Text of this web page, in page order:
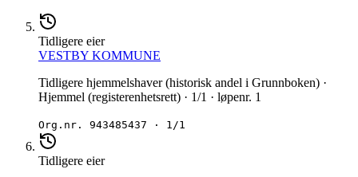
Tidligere eier
VESTBY KOMMUNE
Tidligere hjemmelshaver (historisk andel i Grunnboken) ·
Hjemmel (registerenhetsrett) · 1/1 · løpenr. 1
Org.nr. 943485437 · 1/1
Tidligere eier